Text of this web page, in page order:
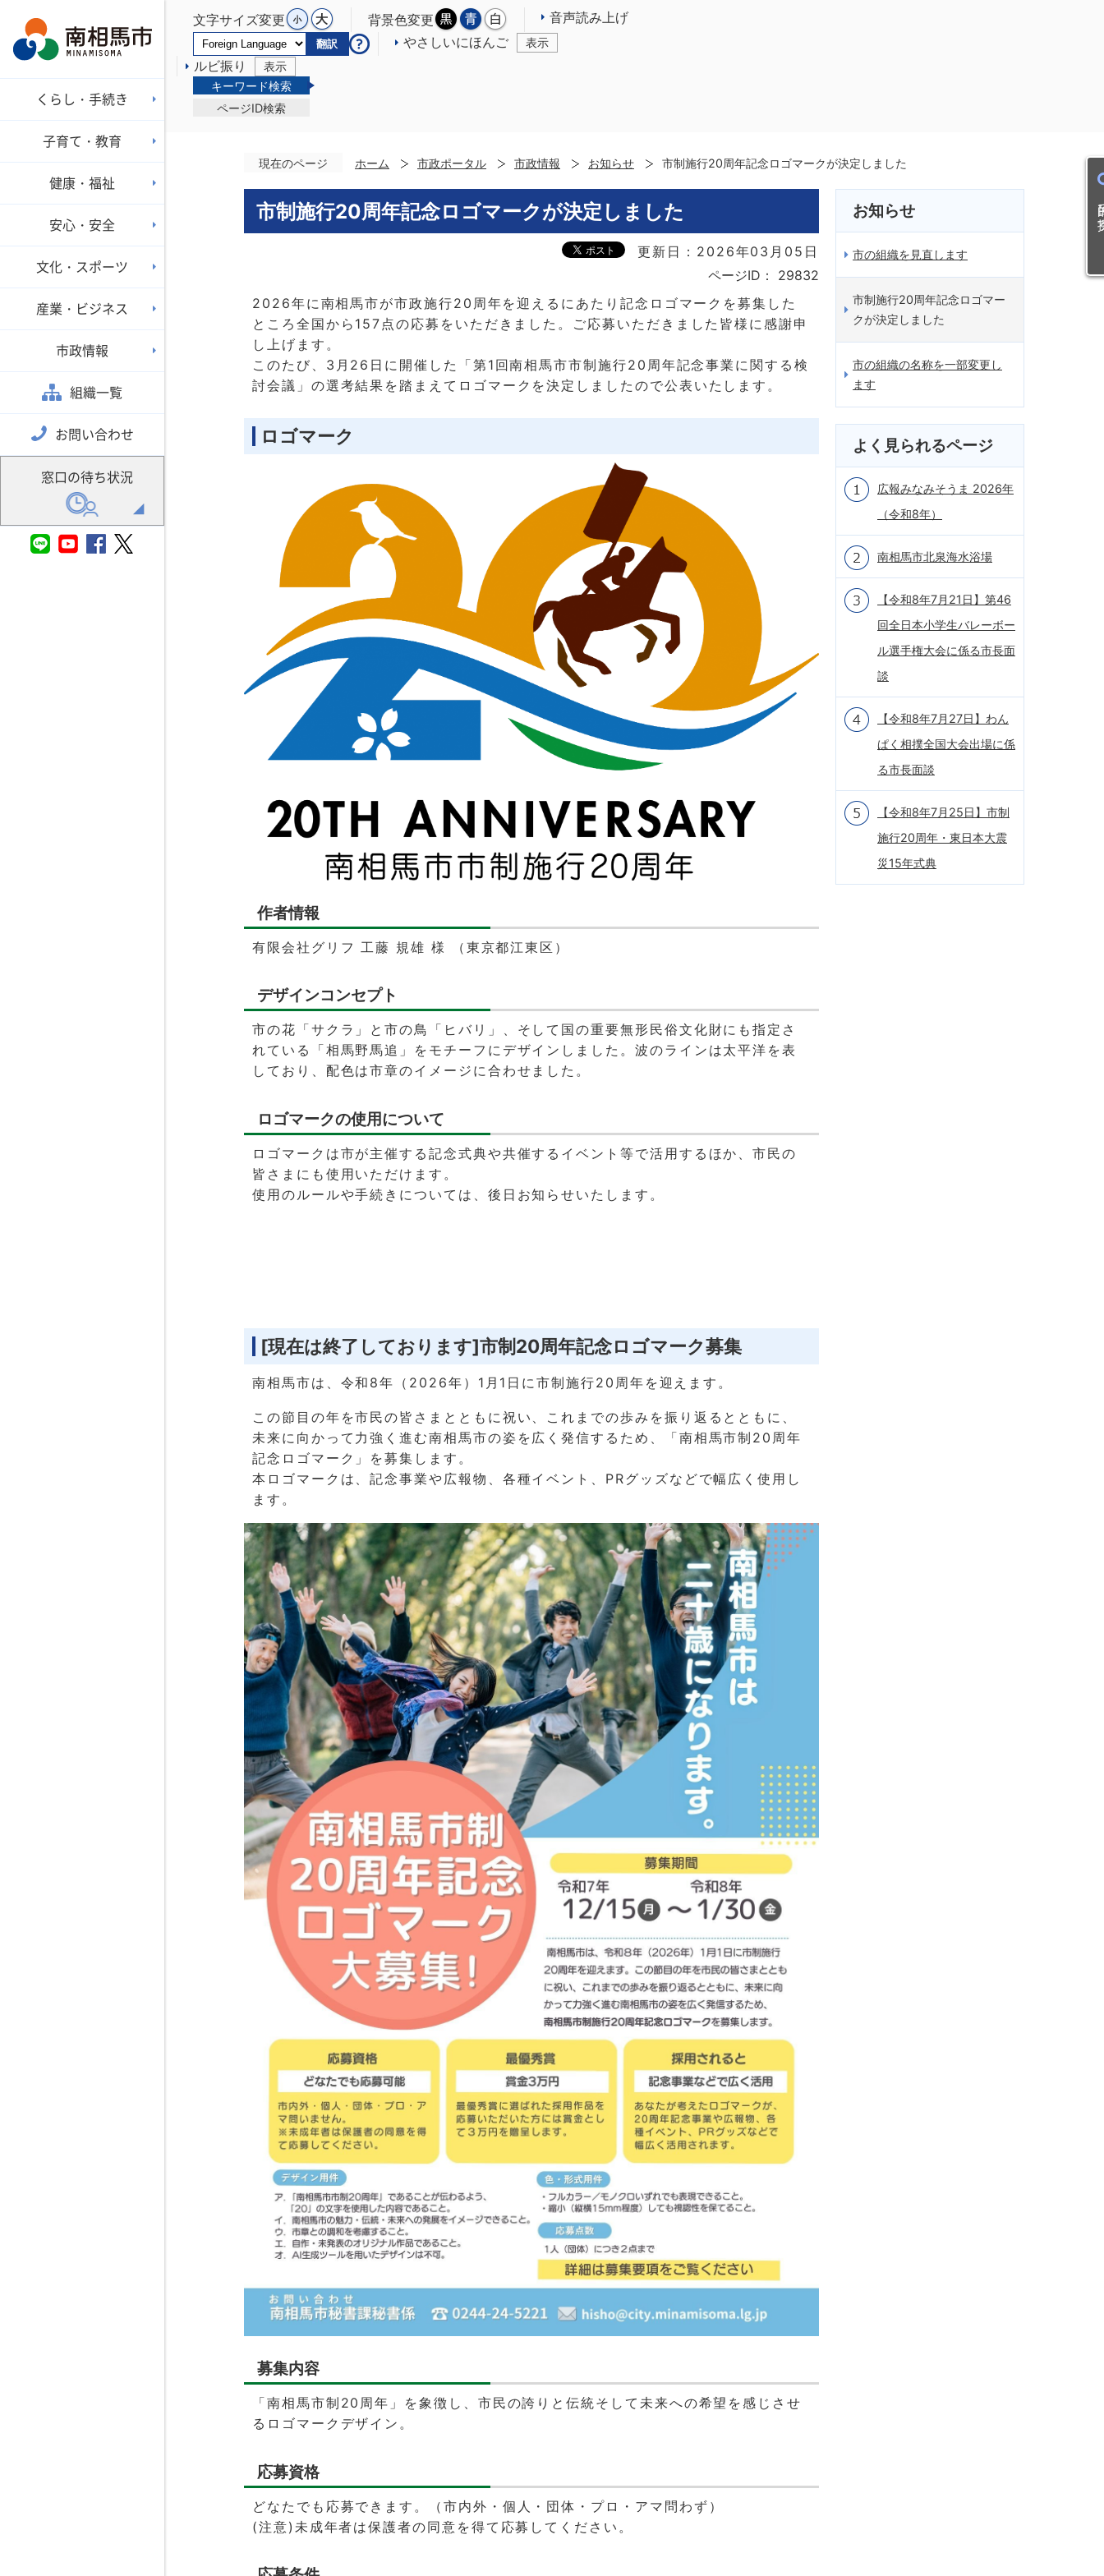
文字サイズ変更 背景色変更 音声読み上げ
翻訳 やさしいにほんご 表示
ルビ振り
表示
キーワード検索
ページID検索
くらし・手続き
子育て・教育
健康・福祉
安心・安全
文化・スポーツ
産業・ビジネス
市政情報
組織一覧
お問い合わせ
窓口の待ち状況
目
現在のページ ホーム 市政ポータル 市政情報 お知らせ 市制施行20周年記念ロゴマークが決定しました
市制施行20周年記念ロゴマークが決定しました
更新日：2026年03月05日
ページID：
29832
2026年に南相馬市が市政施行20周年を迎えるにあたり記念ロゴマークを募集した
ところ全国から157点の応募をいただきました。ご応募いただきました皆様に感謝申
し上げます。
このたび、3月26日に開催した「第1回南相馬市市制施行20周年記念事業に関する検
討会議」の選考結果を踏まえてロゴマークを決定しましたので公表いたします。
ロゴマーク
作者情報
有限会社グリフ 工藤 規雄 様 （東京都江東区）
デザインコンセプト
市の花「サクラ」と市の鳥「ヒバリ」、そして国の重要無形民俗文化財にも指定さ
れている「相馬野馬追」をモチーフにデザインしました。波のラインは太平洋を表
しており、配色は市章のイメージに合わせました。
ロゴマークの使用について
ロゴマークは市が主催する記念式典や共催するイベント等で活用するほか、市民の
皆さまにも使用いただけます。
使用のルールや手続きについては、後日お知らせいたします。
[現在は終了しております]市制20周年記念ロゴマーク募集
南相馬市は、令和8年（2026年）1月1日に市制施行20周年を迎えます。
この節目の年を市民の皆さまとともに祝い、これまでの歩みを振り返るとともに、
未来に向かって力強く進む南相馬市の姿を広く発信するため、「南相馬市制20周年
記念ロゴマーク」を募集します。
本ロゴマークは、記念事業や広報物、各種イベント、PRグッズなどで幅広く使用し
ます。
募集内容
「南相馬市制20周年」を象徴し、市民の誇りと伝統そして未来への希望を感じさせ
るロゴマークデザイン。
応募資格
どなたでも応募できます。（市内外・個人・団体・プロ・アマ問わず）
(注意)未成年者は保護者の同意を得て応募してください。
お知らせ
市の組織を見直します
市制施行20周年記念ロゴマー
クが決定しました
市の組織の名称を一部変更し
ます
よく見られるページ
広報みなみそうま 2026年
（令和8年）
南相馬市北泉海水浴場
【令和8年7月21日】第46
回全日本小学生バレーボー
ル選手権大会に係る市長面
談
【令和8年7月27日】わん
ぱく相撲全国大会出場に係
る市長面談
【令和8年7月25日】市制
施行20周年・東日本大震
災15年式典